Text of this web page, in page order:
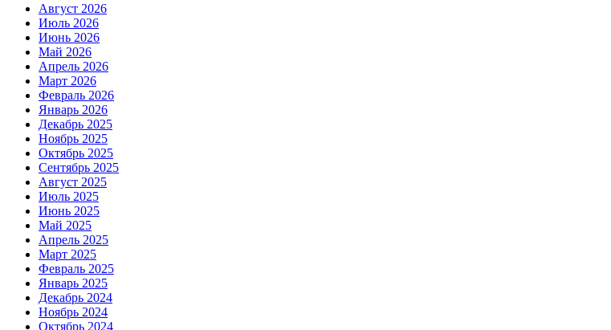
Август 2026
Июль 2026
Июнь 2026
Май 2026
Апрель 2026
Март 2026
Февраль 2026
Январь 2026
Декабрь 2025
Ноябрь 2025
Октябрь 2025
Сентябрь 2025
Август 2025
Июль 2025
Июнь 2025
Май 2025
Апрель 2025
Март 2025
Февраль 2025
Январь 2025
Декабрь 2024
Ноябрь 2024
Октябрь 2024